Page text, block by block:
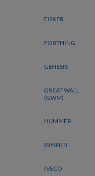
FISKER
FORTHING
GENESIS
GREAT WALL
(GWM)
HUMMER
INFINITI
IVECO